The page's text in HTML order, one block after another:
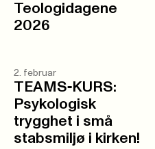
Teologidagene
2026
2. februar
TEAMS‑KURS:
Psykologisk
trygghet i små
stabsmiljø i kirken!